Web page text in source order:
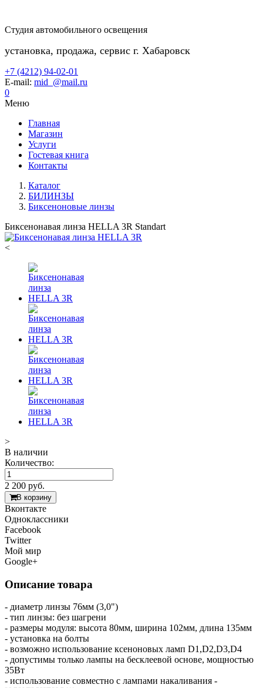
Студия автомобильного освещения
установка, продажа, сервис г. Хабаровск
+7 (4212) 94-02-01
E-mail: mid_@mail.ru
0
Меню
Главная
Магазин
Услуги
Гостевая книга
Контакты
Каталог
БИЛИНЗЫ
Биксеноновые линзы
Биксенонавая линза HELLA 3R Standart
<
>
В наличии
Количество:
2 200 руб.
В корзину
Вконтакте
Одноклассники
Facebook
Twitter
Мой мир
Google+
Описание товара
- диаметр линзы 76мм (3,0")
- тип линзы: без шагрени
- размеры модуля: высота 80мм, ширина 102мм, длина 135мм
- установка на болты
- возможно использование ксеноновых ламп D1,D2,D3,D4
- допустимы только лампы на бесклеевой основе, мощностью
35Вт
- использование совместно с лампами накаливания -